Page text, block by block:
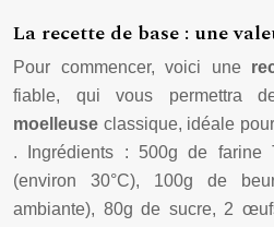
La recette de base : une
Pour commencer, voici une
fiable, qui vous permettra
moelleuse classique, idéale
. Ingrédients : 500g de farine
(environ 30°C), 100g de
ambiante), 80g de sucre, 2